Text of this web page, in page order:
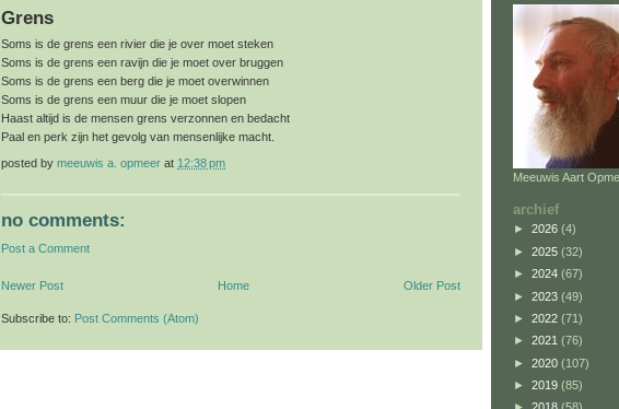
Grens
Soms is de grens een rivier die je over moet steken
Soms is de grens een ravijn die je moet over bruggen
Soms is de grens een berg die je moet overwinnen
Soms is de grens een muur die je moet slopen
Haast altijd is de mensen grens verzonnen en bedacht
Paal en perk zijn het gevolg van mensenlijke macht.
posted by meeuwis a. opmeer at 12:38 pm
no comments:
Post a Comment
Newer Post Older Post
Home
Subscribe to: Post Comments (Atom)
Meeuwis Aart
archief
► 2026 (4)
► 2025 (32)
► 2024 (67)
► 2023 (49)
► 2022 (71)
► 2021 (76)
► 2020 (107)
► 2019 (85)